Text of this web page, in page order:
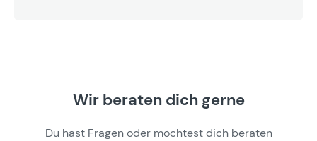
Wir beraten dich gerne
Du hast Fragen oder möchtest dich beraten